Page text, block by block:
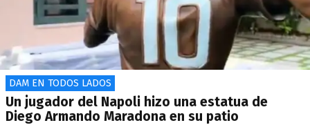
DAM EN TODOS LADOS
Un jugador del Napoli hizo una estatua de
Diego Armando Maradona en su patio